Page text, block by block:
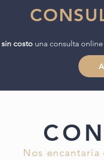
sin costo una consulta
Nos